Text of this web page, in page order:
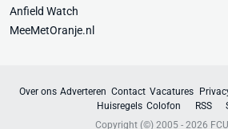
Anfield Watch
MeeMetOranje.nl
Over ons Adverteren Contact Vacatures
Huisregels Colofon RSS
Copyright (©) 2005 - 2026